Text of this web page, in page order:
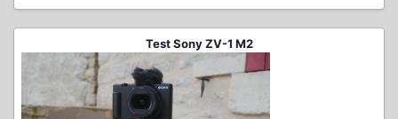
Test Sony ZV-1 M2